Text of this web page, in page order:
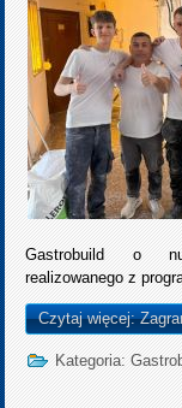
Gastrobuild o
realizowanego z
Czytaj więcej:
Kategoria: